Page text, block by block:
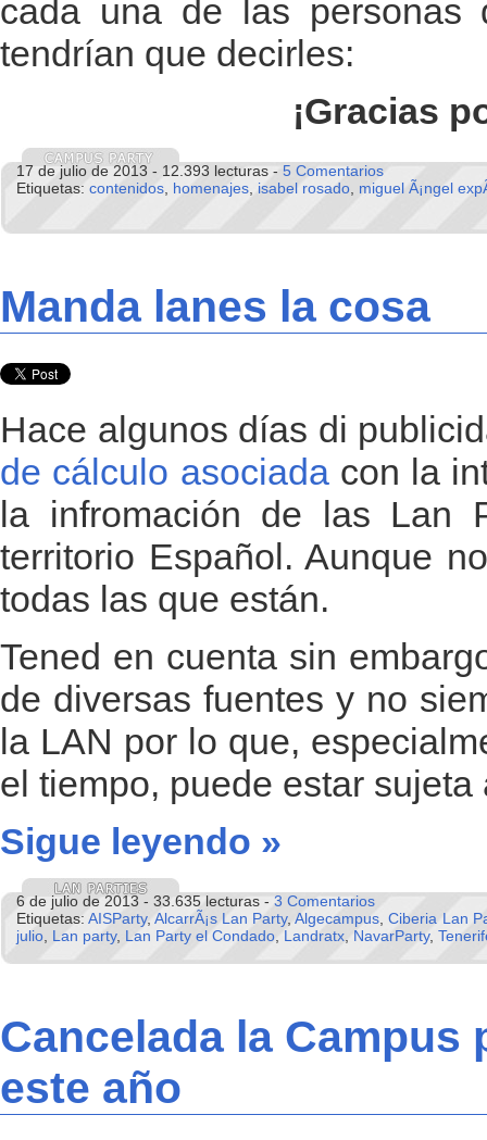
cada una de las personas
tendrían que decirles:
¡Gracias
17 de julio de 2013 - 12.393 lecturas - 5 Comentarios
Etiquetas: contenidos homenajes isabel rosado miguel Ã¡ngel
Manda lanes la cosa
Hace algunos días di
de cálculo asociadacon la
la infromación de las Lan
territorio Español. Aunque
todas las que están.
Tened en cuenta sin
de diversas fuentes y no
la LAN por lo que,
el tiempo, puede estar sujeta
Sigue leyendo »
6 de julio de 2013 - 33.635 lecturas - 3 Comentarios
Etiquetas:AISParty,AlcarrÃ¡s Lan Party,Algecampus,Ciberia Lan
julio, Lan party, Lan Party el Condado, Landratx, NavarParty,
Cancelada la
este año